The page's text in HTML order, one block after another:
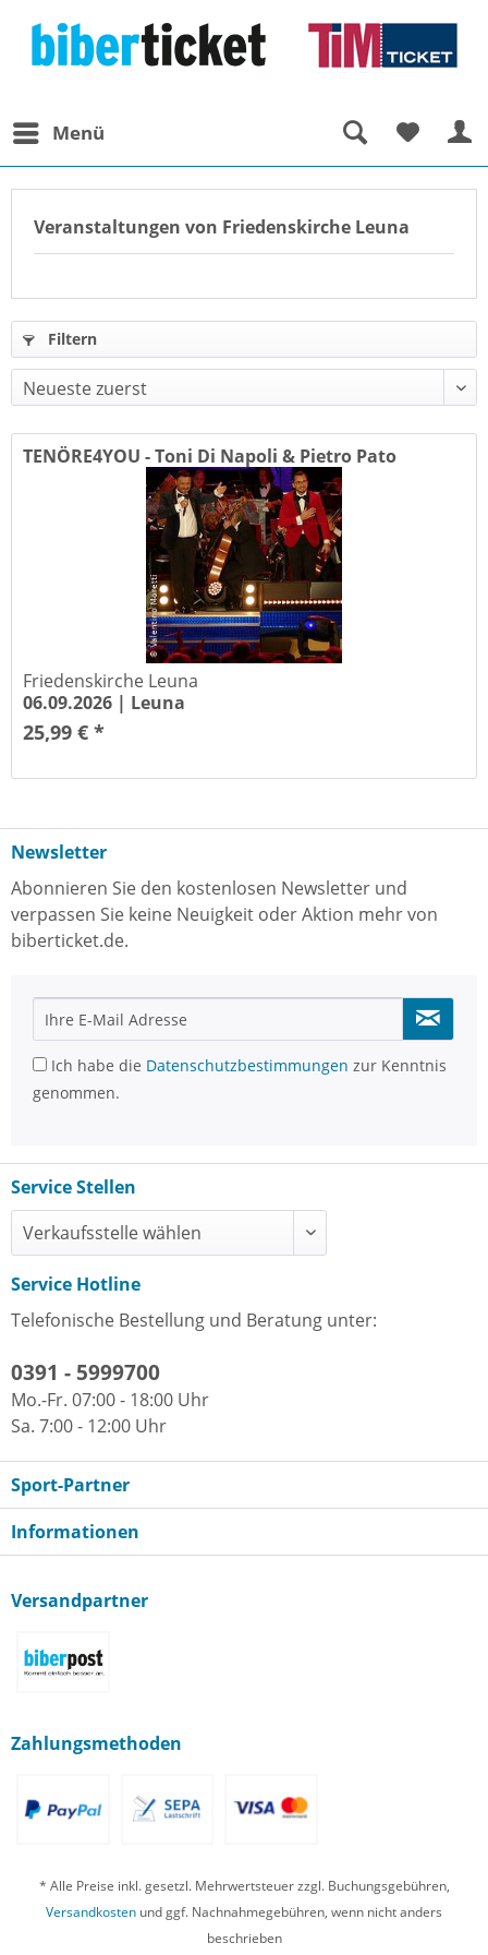
Menü
Veranstaltungen von Friedenskirche Leuna
Filtern
TENÖRE4YOU - Toni Di Napoli & Pietro Pato
Friedenskirche Leuna
06.09.2026 | Leuna
25,99 € *
Newsletter
Abonnieren Sie den kostenlosen Newsletter und
verpassen Sie keine Neuigkeit oder Aktion mehr von
biberticket.de.
Ich habe die Datenschutzbestimmungen zur Kenntnis
genommen.
Service Stellen
Service Hotline
Telefonische Bestellung und Beratung unter:
0391 - 5999700
Mo.-Fr. 07:00 - 18:00 Uhr
Sa. 7:00 - 12:00 Uhr
Sport-Partner
Informationen
Versandpartner
Zahlungsmethoden
* Alle Preise inkl. gesetzl. Mehrwertsteuer zzgl. Buchungsgebühren,
Versandkosten und ggf. Nachnahmegebühren, wenn nicht anders
beschrieben